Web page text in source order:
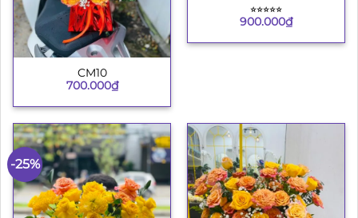
CM10
700.000₫
⭐︎⭐︎⭐︎⭐︎⭐︎
900.000₫
-25%